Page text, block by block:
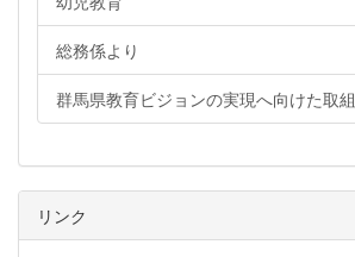
総務係より
群馬県教育ビジョンの実現へ向けた取組
リンク